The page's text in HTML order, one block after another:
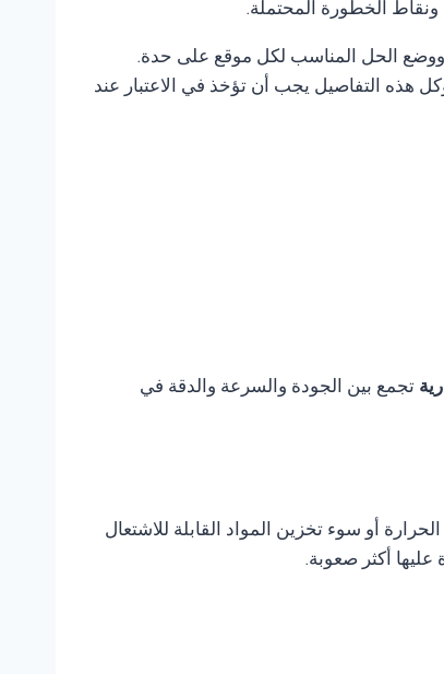
الخطورة المحتملة.
ووضع الحل المناسب لكل موقع على حدة.
هذه التفاصيل يجب أن تؤخذ في الاعتبار عند
تجمع بين الجودة والسرعة والدقة في
أو سوء تخزين المواد القابلة للاشتعال
أكثر صعوبة.